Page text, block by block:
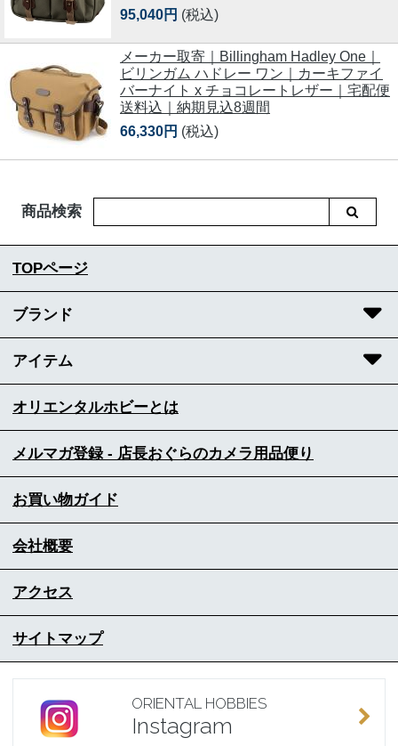
95,040円 (税込)
メーカー取寄｜Billingham Hadley One｜
ビリンガム ハドレー ワン｜カーキファイ
バーナイト x チョコレートレザー｜宅配便
送料込｜納期見込8週間
66,330円 (税込)
商品検索
TOPページ
ブランド
アイテム
オリエンタルホビーとは
メルマガ登録 - 店長おぐらのカメラ用品便り
お買い物ガイド
会社概要
アクセス
サイトマップ
ORIENTAL HOBBIES
Instagram